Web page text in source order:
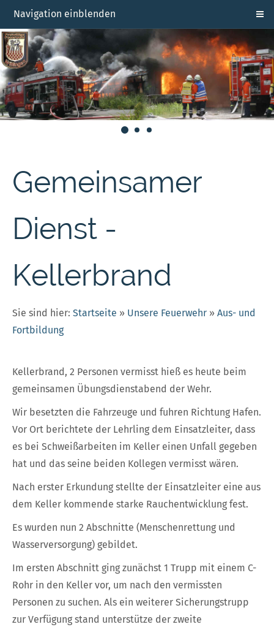
Navigation einblenden
Gemeinsamer
Dienst -
Kellerbrand
Sie sind hier: Startseite » Unsere Feuerwehr » Aus- und
Fortbildung
Kellerbrand, 2 Personen vermisst hieß es heute beim
gemeinsamen Übungsdienstabend der Wehr.
Wir besetzten die Fahrzeuge und fuhren Richtung Hafen.
Vor Ort berichtete der Lehrling dem Einsatzleiter, dass
es bei Schweißarbeiten im Keller einen Unfall gegeben
hat und das seine beiden Kollegen vermisst wären.
Nach erster Erkundung stellte der Einsatzleiter eine aus
dem Keller kommende starke Rauchentwicklung fest.
Es wurden nun 2 Abschnitte (Menschenrettung und
Wasserversorgung) gebildet.
Im ersten Abschnitt ging zunächst 1 Trupp mit einem C-
Rohr in den Keller vor, um nach den vermissten
Personen zu suchen. Als ein weiterer Sicherungstrupp
zur Verfügung stand unterstütze der zweite